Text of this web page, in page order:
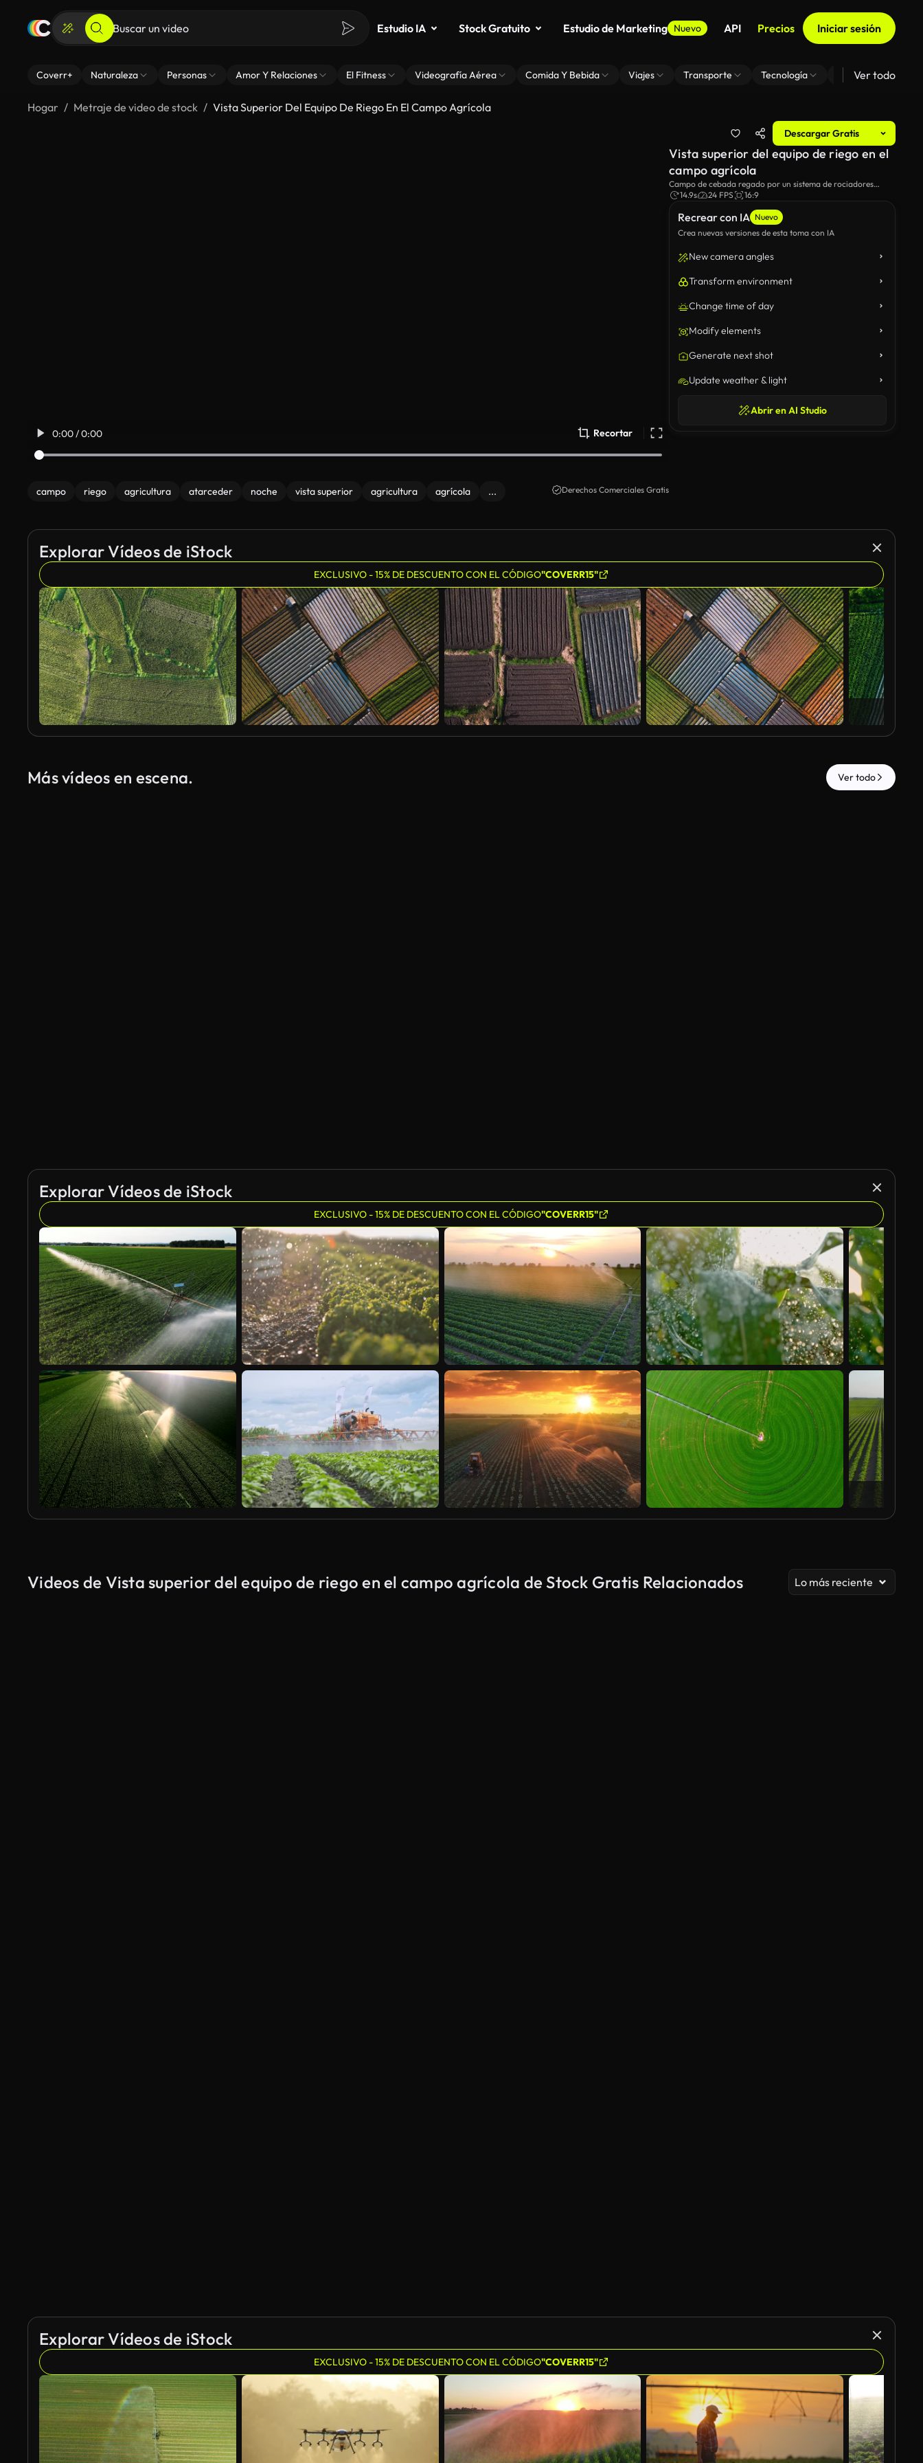
Estudio IA Stock Gratuito Estudio de Marketing Nuevo API Precios Iniciar sesión
Coverr+ Naturaleza Personas Amor Y Relaciones El Fitness Videografía Aérea Comida Y Bebida Viajes Transporte Tecnología Zoom De Fondo
Ver todo
Hogar Metraje de video de stock Vista Superior Del Equipo De Riego En El Campo Agrícola
Descargar Gratis
0:00 / 0:00 Recortar
campo riego agricultura atarceder noche vista superior agricultura agrícola ... Derechos Comerciales Gratis
Recrear con IA Nuevo
Crea nuevas versiones de esta toma con IA
New camera angles
Transform environment
Change time of day
Modify elements
Generate next shot
Update weather & light
Abrir en AI Studio
Vista superior del equipo de riego en el
campo agrícola
Campo de cebada regado por un sistema de rociadores
pivotantes. Riego de cultivos mediante el sistema de
14.9s 24 FPS 16:9
Explorar Vídeos de iStock
EXCLUSIVO - 15% DE DESCUENTO CON EL CÓDIGO"COVERR15"
Más vídeos en escena. Ver todo
Explorar Vídeos de iStock
EXCLUSIVO - 15% DE DESCUENTO CON EL CÓDIGO"COVERR15"
Videos de Vista superior del equipo de riego en el campo agrícola de Stock Gratis Relacionados Lo más reciente
Explorar Vídeos de iStock
EXCLUSIVO - 15% DE DESCUENTO CON EL CÓDIGO"COVERR15"